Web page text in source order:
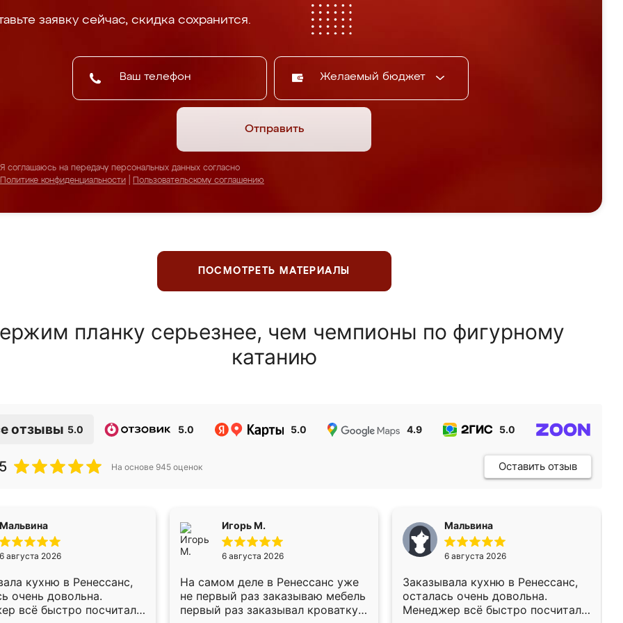
заявку сейчас, скидка сохранится.
Желаемый бюджет
Отправить
Я соглашаюсь на передачу персональных данных согласно
Политике конфиденциальности
Пользовательскому соглашению
ПОСМОТРЕТЬ МАТЕРИАЛЫ
планку серьезнее, чем чемпионы по фигурному
катанию
отзывы 5.0 5.0 5.0 4.9 5.0
На основе 945 оценок Оставить отзыв
Мальвина
6 августа 2026
кухню в Ренессанс,
очень довольна.
всё быстро посчитала,
Игорь М.
6 августа 2026
На самом деле в Ренессанс уже
не первый раз заказываю мебель
первый раз заказывал кроватку
Мальвина
6 августа 2026
Заказывала кухню в Ренессанс,
осталась очень довольна.
Менеджер всё быстро посчитала,